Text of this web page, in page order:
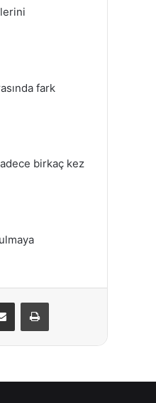
fark
birkaç kez
E-Posta ile paylaş Yazdır